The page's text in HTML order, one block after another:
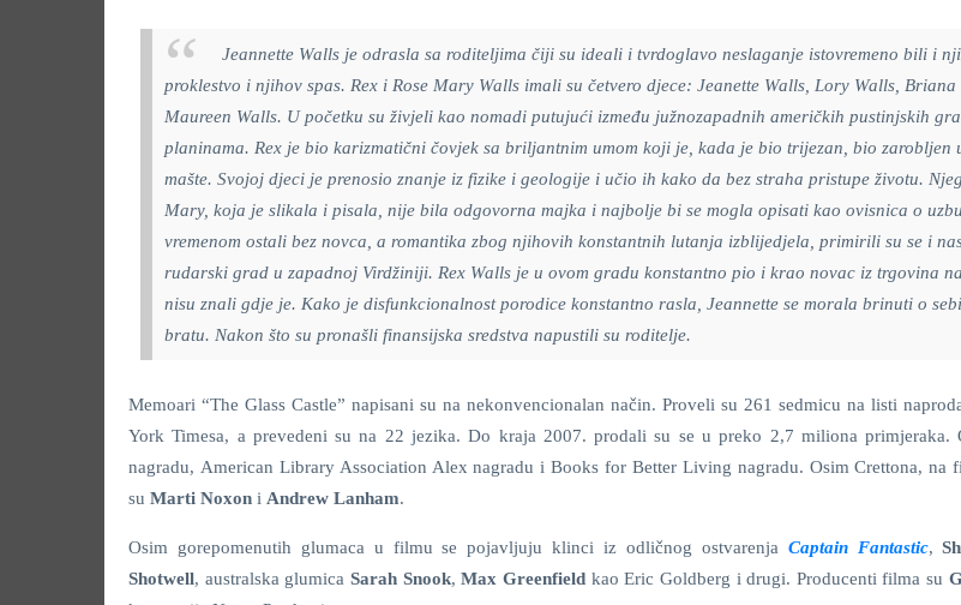
Jeannette Walls je odrasla sa roditeljima čiji su ideali i tvrdoglavo neslaganje istovremeno bili i
proklestvo i njihov spas. Rex i Rose Mary Walls imali su četvero djece: Jeanette Walls, Lory Walls,
Maureen Walls. U početku su živjeli kao nomadi putujući između južnozapadnih američkih pustinjskih
planinama. Rex je bio karizmatični čovjek sa briljantnim umom koji je, kada je bio trijezan, bio zarobljen
mašte. Svojoj djeci je prenosio znanje iz fizike i geologije i učio ih kako da bez straha pristupe životu.
Mary, koja je slikala i pisala, nije bila odgovorna majka i najbolje bi se mogla opisati kao ovisnica o
vremenom ostali bez novca, a romantika zbog njihovih konstantnih lutanja izblijedjela, primirili su se i
rudarski grad u zapadnoj Virdžiniji. Rex Walls je u ovom gradu konstantno pio i krao novac iz trgovina
nisu znali gdje je. Kako je disfunkcionalnost porodice konstantno rasla, Jeannette se morala brinuti o
bratu. Nakon što su pronašli finansijska sredstva napustili su roditelje.
Memoari “The Glass Castle” napisani su na nekonvencionalan način. Proveli su 261 sedmicu na listi
York Timesa, a prevedeni su na 22 jezika. Do kraja 2007. prodali su se u preko 2,7 miliona primjeraka.
nagradu, American Library Association Alex nagradu i Books for Better Living nagradu. Osim Crettona, na
su Marti Noxon i Andrew Lanham.
Osim gorepomenutih glumaca u filmu se pojavljuju klinci iz odličnog ostvarenja Captain Fantastic,
Shotwell, australska glumica Sarah Snook,Max Greenfieldkao Eric Goldberg i drugi. Producenti filma su